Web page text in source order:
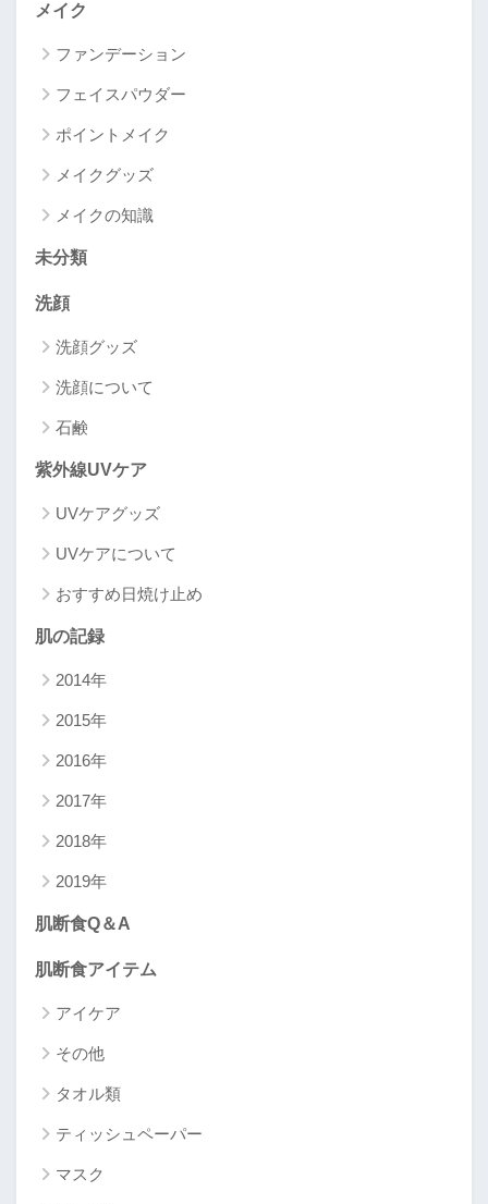
メイク
ファンデーション
フェイスパウダー
ポイントメイク
メイクグッズ
メイクの知識
未分類
洗顔
洗顔グッズ
洗顔について
石鹸
紫外線UVケア
UVケアグッズ
UVケアについて
おすすめ日焼け止め
肌の記録
2014年
2015年
2016年
2017年
2018年
2019年
肌断食Q＆A
肌断食アイテム
アイケア
その他
タオル類
ティッシュペーパー
マスク